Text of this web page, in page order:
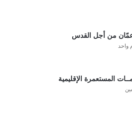
من أجل القدس
واحد
المستعمرة الإقليمية